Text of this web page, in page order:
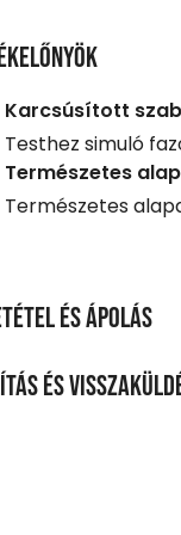
Karcsúsított
Testhez simuló
Természetes
Természetes
és ápolás
és